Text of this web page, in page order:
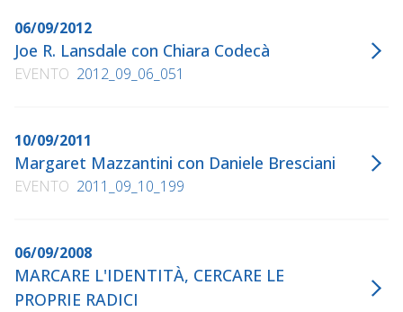
06/09/2012
Joe R. Lansdale con Chiara Codecà
EVENTO 2012_09_06_051
10/09/2011
Margaret Mazzantini con Daniele Bresciani
EVENTO 2011_09_10_199
06/09/2008
MARCARE L'IDENTITÀ, CERCARE LE
PROPRIE RADICI